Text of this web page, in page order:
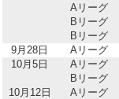
Aリーグ
Bリーグ
Bリーグ
9月28日
Aリーグ
10月5日
Aリーグ
Bリーグ
10月12日
Aリーグ